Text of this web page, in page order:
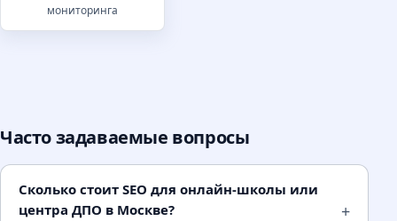
Кейс - Образовательный проект ДПО · Москва.
Учебный центр ДПО с десятками программ
«программа [название] переподготовка
ТОП-10 Яндекса. Это в 5-10 раз больше, чем
мониторинга
Часто задаваемые вопросы
Сколько стоит SEO для онлайн-школы или
центра ДПО в Москве?